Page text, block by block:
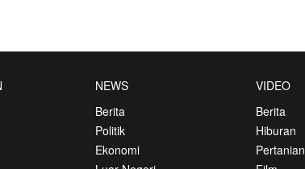
NEWS
Berita
Politik
Ekonomi
VIDEO
Berita
Hiburan
Pertanian